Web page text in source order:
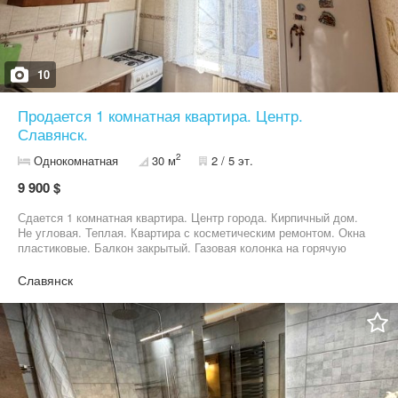
10
Продается 1 комнатная квартира. Центр.
Славянск.
Однокомнатная 30 м2 2 / 5 эт.
9 900 $
Сдается 1 комнатная квартира. Центр города. Кирпичный дом.
Не угловая. Теплая. Квартира с косметическим ремонтом. Окна
пластиковые. Балкон закрытый. Газовая колонка на горячую
Рядом все в пешей доступности. До центральной площади 2
Славянск